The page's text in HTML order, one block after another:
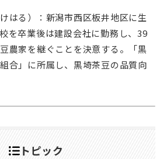
はる）：新潟市西区板井地区に生
を卒業後は建設会社に勤務し、39
農家を継ぐことを決意する。「黒
合」に所属し、黒埼茶豆の品質向
トピック